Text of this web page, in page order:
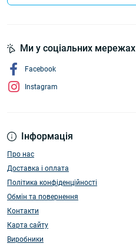
Інформація
Про нас
Доставка і оплата
Політика конфіденційності
Обмін та повернення
Контакти
Карта сайту
Виробники
Ми у соціальних мережах
Facebook
Instagram